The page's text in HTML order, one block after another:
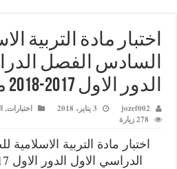
مادة التربية
الفصل الدراسي
2018 مع الاجابة
3 يناير، 2018 اختبارات الصف السادس
مادة التربية الاسلامية للصف
الاول الدور الاول 2017-2018 مع الاجابة